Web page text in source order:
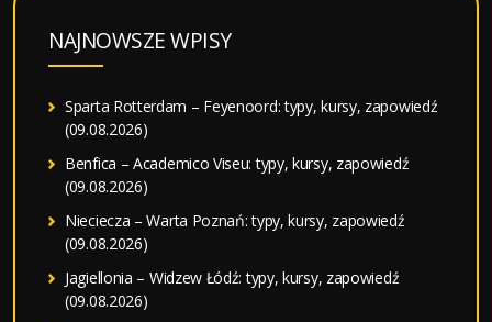
NAJNOWSZE WPISY
Sparta Rotterdam – Feyenoord: typy, kursy, zapowiedź
(09.08.2026)
Benfica – Academico Viseu: typy, kursy, zapowiedź
(09.08.2026)
Nieciecza – Warta Poznań: typy, kursy, zapowiedź
(09.08.2026)
Jagiellonia – Widzew Łódź: typy, kursy, zapowiedź
(09.08.2026)